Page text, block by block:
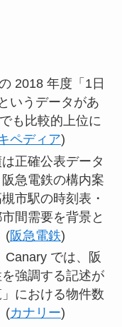
2018 年度「1日
いうデータがあ
も比較的上位に
ペディア)
正確公表データ
急電鉄の構内案
市駅の時刻表・
間需要を背景と
(阪急電鉄)
Canary では、阪
強調する記述が
における物件数
(カナリー)